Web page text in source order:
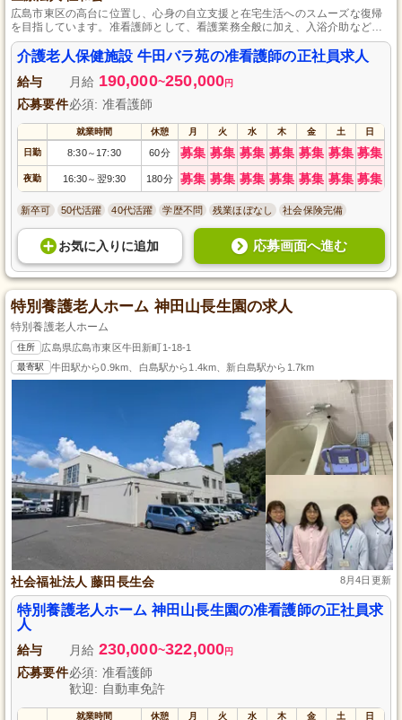
広島市東区の高台に位置し、心身の自立支援と在宅生活へのスムーズな復帰
を目指しています。准看護師として、看護業務全般に加え、入浴介助などの
生活支援をお任せします。資格と経験を活かして、笑顔溢れる職場でご利用
者様の支援をしませんか。昇給・賞与ありの正社員採用で、頑張りがしっか
りと評価されます。
介護老人保健施設 牛田バラ苑の准看護師の正社員求人
給与 月給 190,000~250,000円
応募要件必須: 准看護師
就業時間 休憩 月 火 水 木 金 土 日
日勤 8:30～ 17:30 60分 募集 募集 募集 募集 募集 募集 募集
夜勤 16:30～ 翌9:30 180分 募集 募集 募集 募集 募集 募集 募集
新卒可 50代活躍 40代活躍 学歴不問 残業ほぼなし 社会保険完備
お気に入り に追加 応募画面へ進む
特別養護老人ホーム 神田山長生園の求人
特別養護老人ホーム
住所 広島県広島市東区牛田新町1-18-1
最寄駅 牛田駅から0.9km、白島駅から1.4km、新白島駅から1.7km
社会福祉法人 藤田長生会 8月4日更新
特別養護老人ホーム 神田山長生園の准看護師の正社員求
人
給与 月給 230,000~322,000円
応募要件必須: 准看護師
歓迎: 自動車免許
就業時間 休憩 月 火 水 木 金 土 日